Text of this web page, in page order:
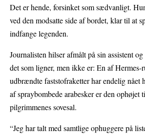
Det er hende, forsinket som sædvanligt.
ved den modsatte side af bordet, klar til at
indfange legenden.
Journalisten hilser afmålt på sin assistent
det som ligner, men ikke er: En af
udbrændte faststofraketter har endelig nået
af spraybombede arabesker er den ophøjet
pilgrimmenes sovesal.
“Jeg har talt med samtlige ophuggere på